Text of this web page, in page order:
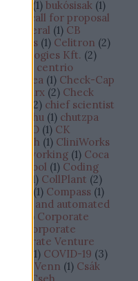
(1) bukósisak (1)
call for proposal
Canaveral (1) CB
(1) Celitron (2)
Kft. (2)
centrio
Cesarea (1) Check-Cap
(2) Check
2) chief scientist
chu (1) chutzpa
(1) CK
Tech (1) CliniWorks
co-working (1) Coca
Codecool (1) Coding
1) CollPlant (2)
(1) Compass (1)
and automated
) Corporate
Corporate
Corporate Venture
1) COVID-19 (3)
CRO of Venn (1) Csák